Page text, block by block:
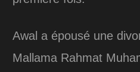
Awal a épousé une
Mallama Rahmat